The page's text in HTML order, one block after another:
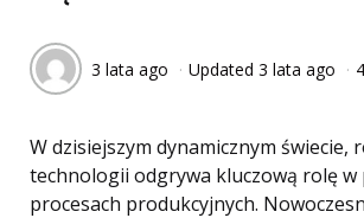
3 lata ago Updated 3 lata ago
W dzisiejszym dynamicznym świecie,
technologii odgrywa kluczową rolę w
procesach produkcyjnych.